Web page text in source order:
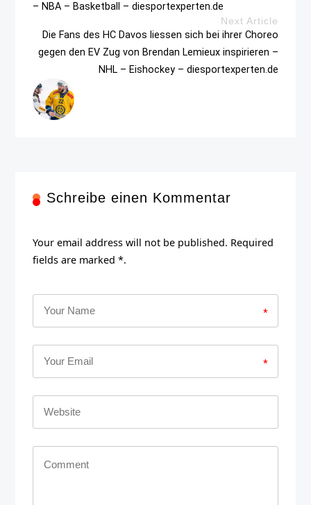
– NBA – Basketball – diesportexperten.de
Next Article
Die Fans des HC Davos liessen sich bei ihrer Choreo
gegen den EV Zug von Brendan Lemieux inspirieren –
NHL – Eishockey – diesportexperten.de
Schreibe einen Kommentar
Your email address will not be published. Required
fields are marked *.
*
*